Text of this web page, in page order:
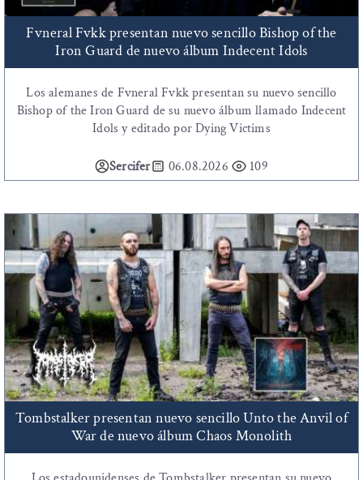
Fvneral Fvkk presentan nuevo sencillo Bishop of the
Iron Guard de nuevo álbum Indecent Idols
Los alemanes de Fvneral Fvkk presentan su nuevo sencillo
Bishop of the Iron Guard de su nuevo álbum llamado Indecent
Idols y editado por Dying Victims
Sercifer 06.08.2026 109
Tombstalker presentan nuevo sencillo Unto the Anvil of
War de nuevo álbum Chaos Monolith